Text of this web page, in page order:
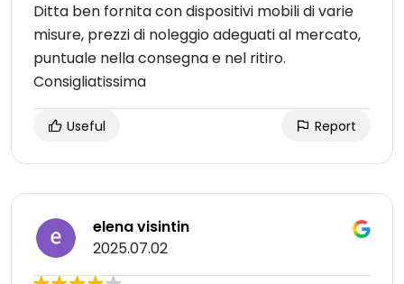
Ditta ben fornita con dispositivi mobili di varie
misure, prezzi di noleggio adeguati al mercato,
puntuale nella consegna e nel ritiro.
Consigliatissima
Useful Report
elena visintin
2025.07.02